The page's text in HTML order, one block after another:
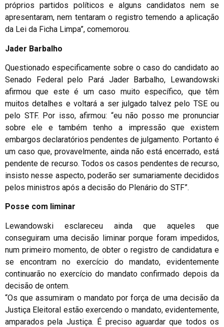
próprios partidos políticos e alguns candidatos nem se
apresentaram, nem tentaram o registro temendo a aplicação
da Lei da Ficha Limpa”, comemorou.
Jader Barbalho
Questionado especificamente sobre o caso do candidato ao
Senado Federal pelo Pará Jader Barbalho, Lewandowski
afirmou que este é um caso muito específico, que têm
muitos detalhes e voltará a ser julgado talvez pelo TSE ou
pelo STF. Por isso, afirmou: “eu não posso me pronunciar
sobre ele e também tenho a impressão que existem
embargos declaratórios pendentes de julgamento. Portanto é
um caso que, provavelmente, ainda não está encerrado, está
pendente de recurso. Todos os casos pendentes de recurso,
insisto nesse aspecto, poderão ser sumariamente decididos
pelos ministros após a decisão do Plenário do STF”.
Posse com liminar
Lewandowski esclareceu ainda que aqueles que
conseguiram uma decisão liminar porque foram impedidos,
num primeiro momento, de obter o registro de candidatura e
se encontram no exercício do mandato, evidentemente
continuarão no exercício do mandato confirmado depois da
decisão de ontem.
“Os que assumiram o mandato por força de uma decisão da
Justiça Eleitoral estão exercendo o mandato, evidentemente,
amparados pela Justiça. É preciso aguardar que todos os